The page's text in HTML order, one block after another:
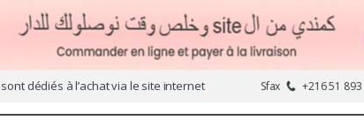
dédiés à l’achat via le site internet Sfax +216 51